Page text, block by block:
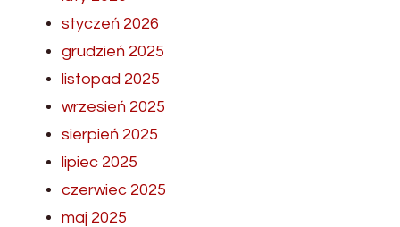
styczeń 2026
grudzień 2025
listopad 2025
wrzesień 2025
sierpień 2025
lipiec 2025
czerwiec 2025
maj 2025